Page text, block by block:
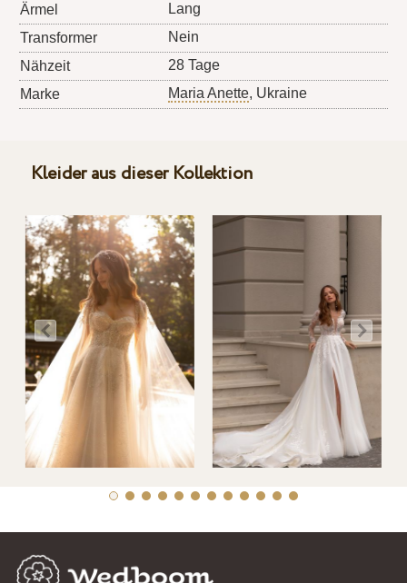
Ärmel
Lang
Transformer
Nein
Nähzeit
28 Tage
Marke
Maria Anette, Ukraine
Kleider aus dieser Kollektion